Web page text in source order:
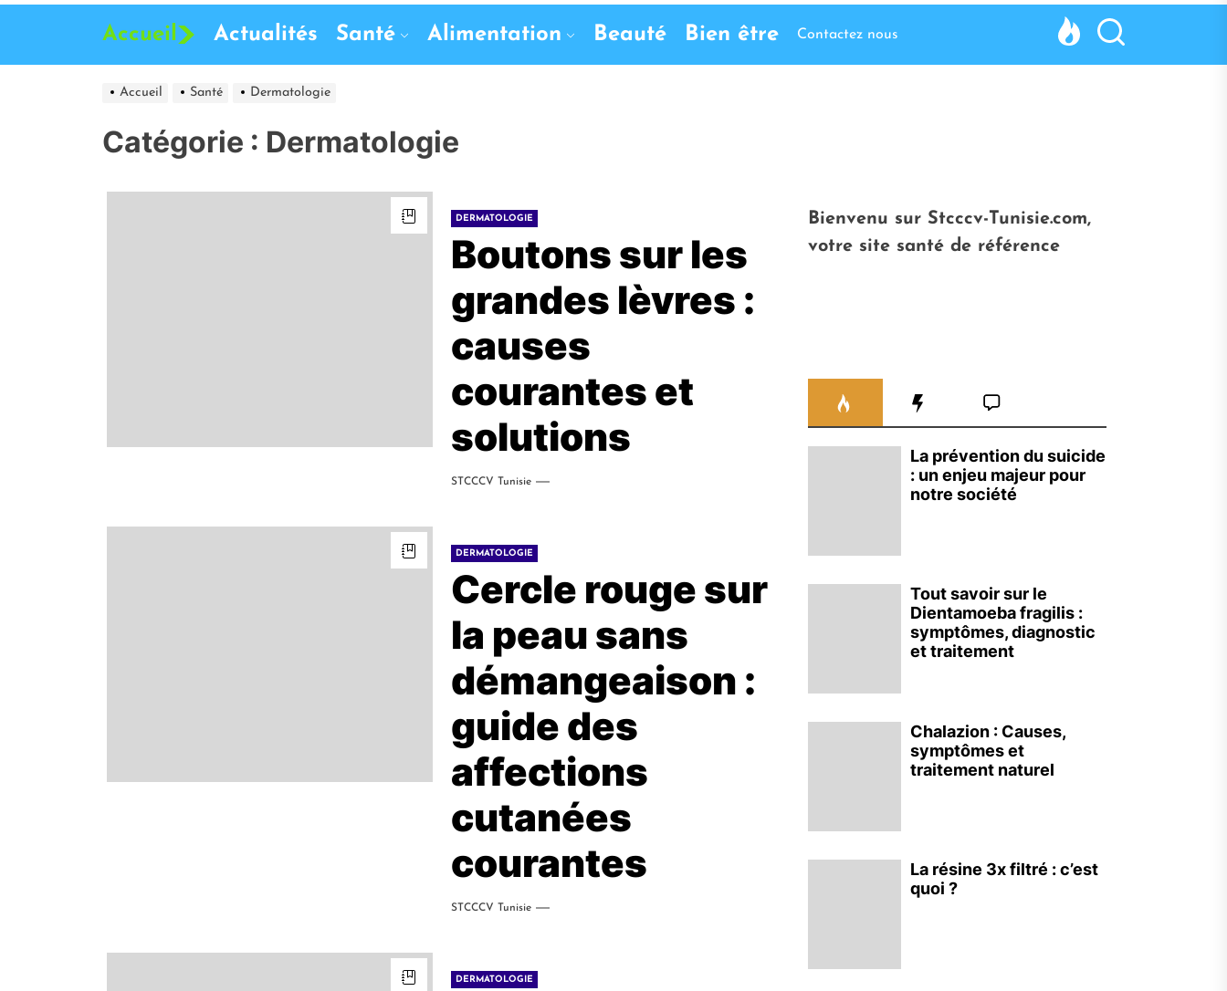
Accueil Actualités Santé Alimentation Beauté Bien être Contactez nous
Accueil Santé Dermatologie
Catégorie : Dermatologie
DERMATOLOGIE
Boutons sur les
grandes lèvres :
causes
courantes et
solutions
STCCCV Tunisie
DERMATOLOGIE
Cercle rouge sur
la peau sans
démangeaison :
guide des
affections
cutanées
courantes
STCCCV Tunisie
DERMATOLOGIE
Bienvenu sur Stcccv-Tunisie.com,
votre site santé de référence
La prévention du suicide
: un enjeu majeur pour
notre société
Tout savoir sur le
Dientamoeba fragilis :
symptômes, diagnostic
et traitement
Chalazion : Causes,
symptômes et
traitement naturel
La résine 3x filtré : c’est
quoi ?